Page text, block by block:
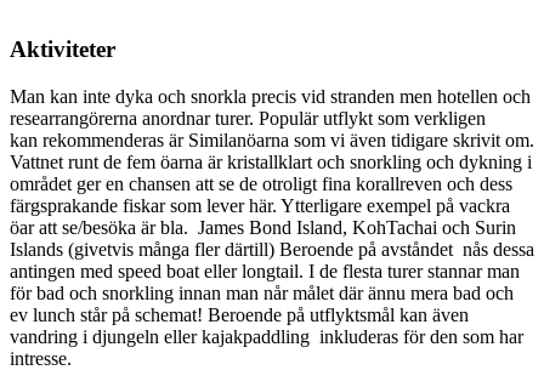
Aktiviteter
Man kan inte dyka och snorkla precis vid stranden men hotellen och
researrangörerna anordnar turer. Populär utflykt som verkligen
kan rekommenderas är Similanöarna som vi även tidigare skrivit om.
Vattnet runt de fem öarna är kristallklart och snorkling och dykning i
området ger en chansen att se de otroligt fina korallreven och dess
färgsprakande fiskar som lever här. Ytterligare exempel på vackra
öar att se/besöka är bla. James Bond Island, KohTachai och Surin
Islands (givetvis många fler därtill) Beroende på avståndet nås dessa
antingen med speed boat eller longtail. I de flesta turer stannar man
för bad och snorkling innan man når målet där ännu mera bad och
ev lunch står på schemat! Beroende på utflyktsmål kan även
vandring i djungeln eller kajakpaddling inkluderas för den som har
intresse.